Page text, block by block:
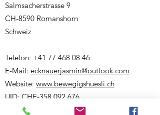
Salmsacherstrasse 9
CH-8590 Romanshorn
Schweiz
Telefon: +41 77 468 08 46
E-Mail: ecknauerjasmin@outlook.com
Website: www.bewegigshuesli.ch
UID: CHE-358.092.676